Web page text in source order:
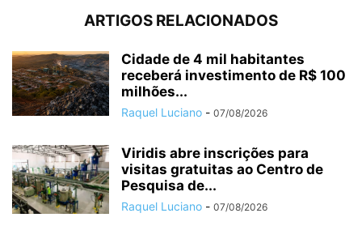
ARTIGOS RELACIONADOS
Cidade de 4 mil habitantes
receberá investimento de R$ 100
milhões...
Raquel Luciano - 07/08/2026
Viridis abre inscrições para
visitas gratuitas ao Centro de
Pesquisa de...
Raquel Luciano - 07/08/2026